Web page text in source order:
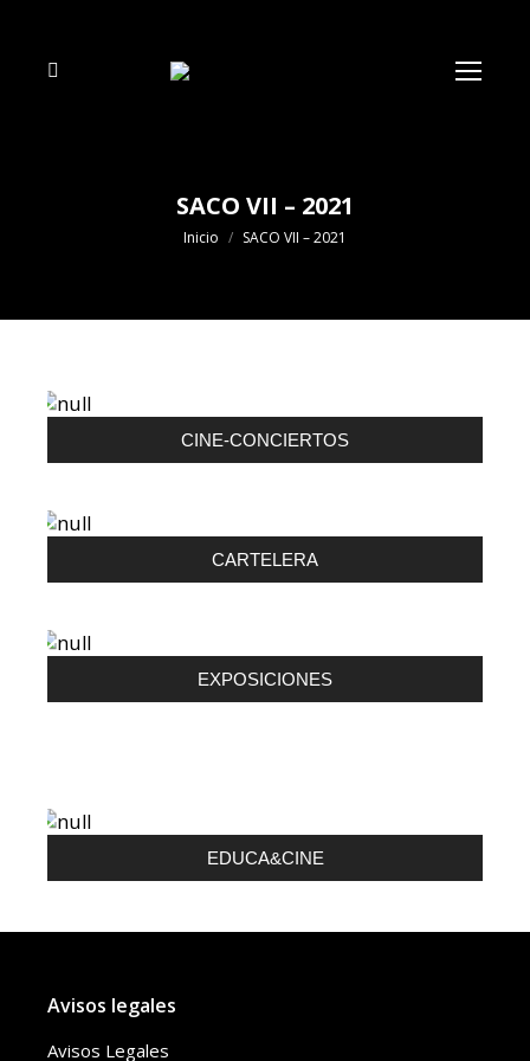
Buscar:
SACO VII – 2021
Estás aquí:
Inicio SACO VII – 2021
CINE-CONCIERTOS
CARTELERA
EXPOSICIONES
EDUCA&CINE
Avisos legales
Avisos Legales